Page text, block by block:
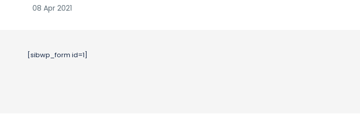
08 Apr 2021
[sibwp_form id=1]